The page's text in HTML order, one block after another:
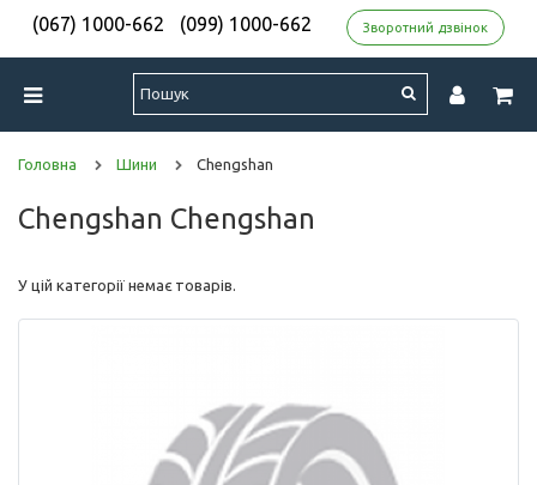
(067) 1000-662 (099) 1000-662 Зворотний дзвінок
Головна Шини Chengshan
Chengshan Chengshan
У цій категорії немає товарів.